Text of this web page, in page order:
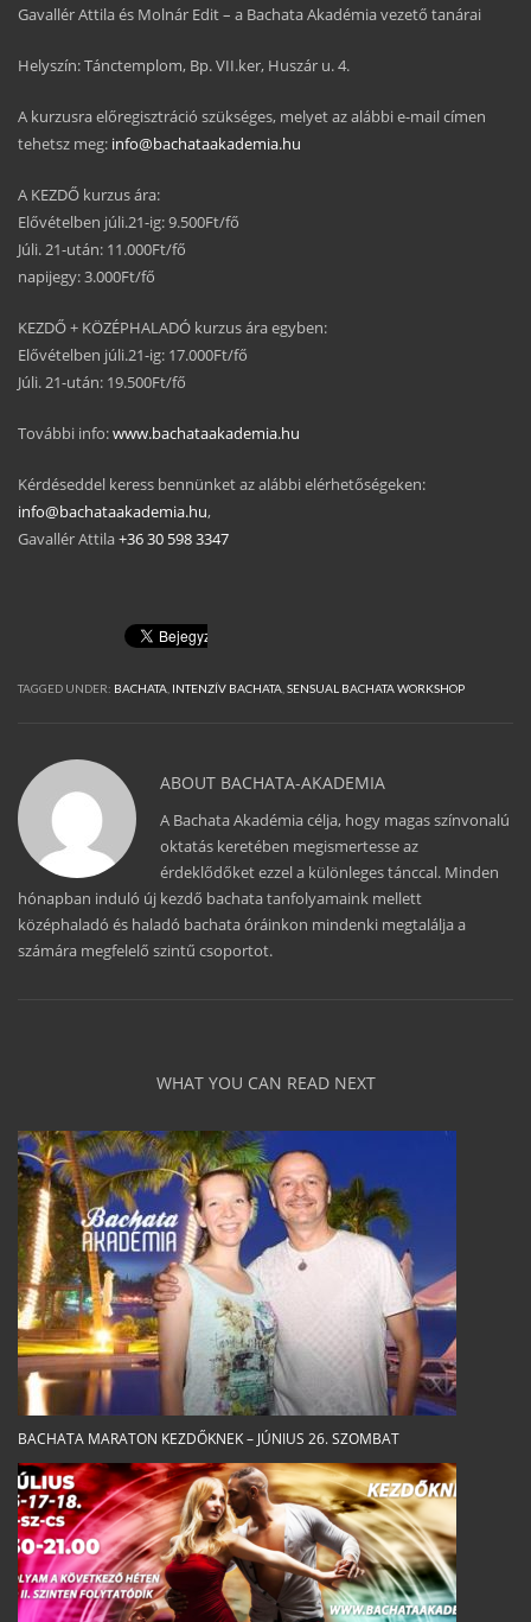
Gavallér Attila és Molnár Edit – a Bachata Akadémia vezető tanárai
Helyszín: Tánctemplom, Bp. VII.ker, Huszár u. 4.
A kurzusra előregisztráció szükséges, melyet az alábbi e-mail címen
tehetsz meg: info@bachataakademia.hu
A KEZDŐ kurzus ára:
Elővételben júli.21-ig: 9.500Ft/fő
Júli. 21-után: 11.000Ft/fő
napijegy: 3.000Ft/fő
KEZDŐ + KÖZÉPHALADÓ kurzus ára egyben:
Elővételben júli.21-ig: 17.000Ft/fő
Júli. 21-után: 19.500Ft/fő
További info:www.bachataakademia.hu
Kérdéseddel keress bennünket az alábbi elérhetőségeken:
info@bachataakademia.hu,
Gavallér Attila+36 30 598 3347
TAGGED UNDER: BACHATA INTENZÍV BACHATA SENSUAL BACHATA WORKSHOP
ABOUT BACHATA-AKADEMIA
A Bachata Akadémia célja, hogy magas színvonalú
oktatás keretében megismertesse az
érdeklődőket ezzel a különleges tánccal. Minden
hónapban induló új kezdő bachata tanfolyamaink mellett
középhaladó és haladó bachata óráinkon mindenki megtalálja a
számára megfelelő szintű csoportot.
WHAT YOU CAN READ NEXT
BACHATA MARATON KEZDŐKNEK – JÚNIUS 26. SZOMBAT